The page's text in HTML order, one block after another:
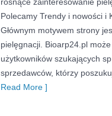
Polecamy Trendy i nowości i
Głównym motywem strony
pielęgnacji. Bioarp24.pl
użytkowników szukających
sprzedawców, którzy
Read More ]